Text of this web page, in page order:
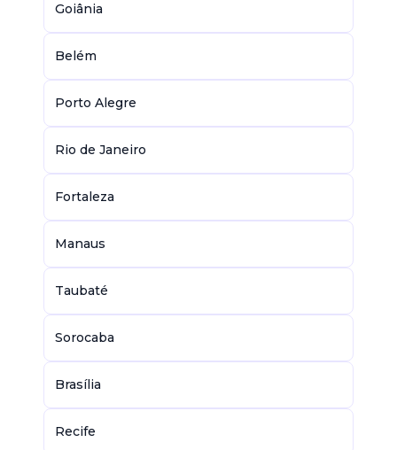
Goiânia
Belém
Porto Alegre
Rio de Janeiro
Fortaleza
Manaus
Taubaté
Sorocaba
Brasília
Recife